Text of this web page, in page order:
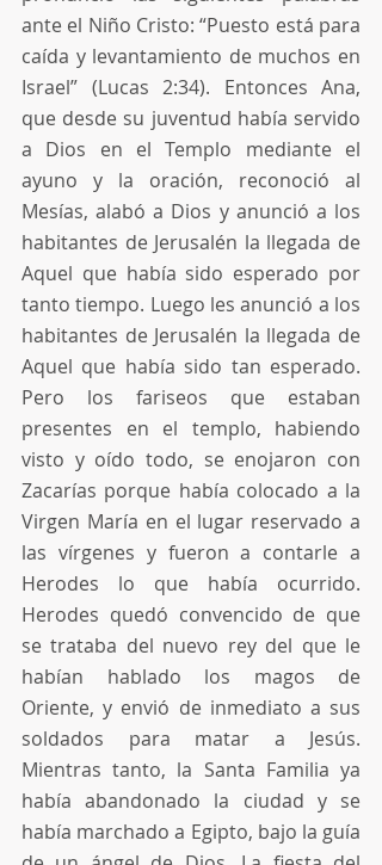
ante el Niño Cristo: “Puesto está para
caída y levantamiento de muchos en
Israel” (Lucas 2:34). Entonces Ana,
que desde su juventud había servido
a Dios en el Templo mediante el
ayuno y la oración, reconoció al
Mesías, alabó a Dios y anunció a los
habitantes de Jerusalén la llegada de
Aquel que había sido esperado por
tanto tiempo. Luego les anunció a los
habitantes de Jerusalén la llegada de
Aquel que había sido tan esperado.
Pero los fariseos que estaban
presentes en el templo, habiendo
visto y oído todo, se enojaron con
Zacarías porque había colocado a la
Virgen María en el lugar reservado a
las vírgenes y fueron a contarle a
Herodes lo que había ocurrido.
Herodes quedó convencido de que
se trataba del nuevo rey del que le
habían hablado los magos de
Oriente, y envió de inmediato a sus
soldados para matar a Jesús.
Mientras tanto, la Santa Familia ya
había abandonado la ciudad y se
había marchado a Egipto, bajo la guía